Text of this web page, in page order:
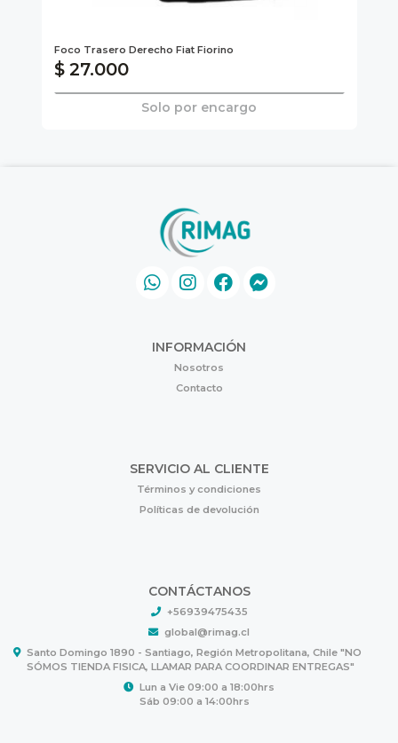
Foco Trasero Derecho Fiat Fiorino
$ 27.000
Solo por encargo
INFORMACIÓN
Nosotros
Contacto
SERVICIO AL CLIENTE
Términos y condiciones
Políticas de devolución
CONTÁCTANOS
+56939475435
global@rimag.cl
Santo Domingo 1890 - Santiago, Región Metropolitana, Chile "NO
SÓMOS TIENDA FISICA, LLAMAR PARA COORDINAR ENTREGAS"
Lun a Vie 09:00 a 18:00hrs
Sáb 09:00 a 14:00hrs